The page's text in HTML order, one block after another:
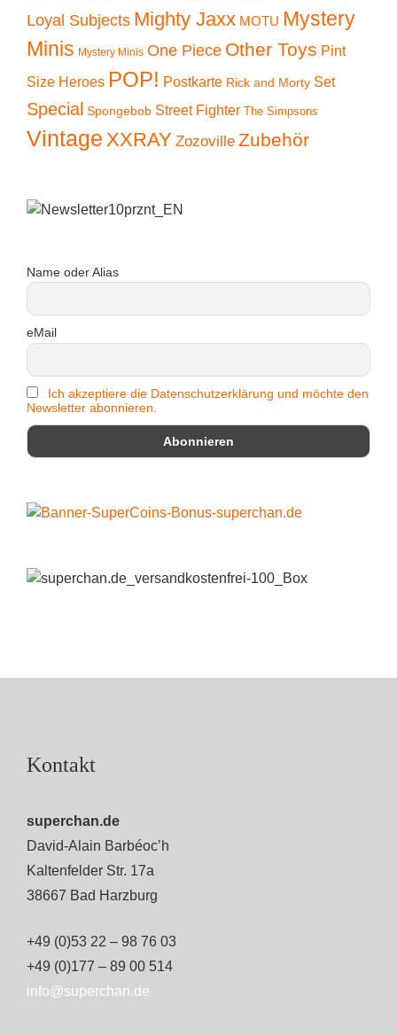
Loyal Subjects Mighty Jaxx MOTU Mystery
Minis Mystery Minis One Piece Other Toys Pint
Size Heroes POP! Postkarte Rick and Morty Set
Special Spongebob Street Fighter The Simpsons
Vintage XXRAY Zozoville Zubehör
Name oder Alias
eMail
Ich akzeptiere die Datenschutzerklärung und möchte den
Newsletter abonnieren.
Kontakt
superchan.de
David-Alain Barbéoc’h
Kaltenfelder Str. 17a
38667 Bad Harzburg
+49 (0)53 22 – 98 76 03
+49 (0)177 – 89 00 514
info@superchan.de